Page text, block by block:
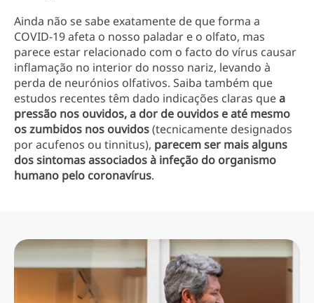
Ainda não se sabe exatamente de que forma a
COVID-19 afeta o nosso paladar e o olfato, mas
parece estar relacionado com o facto do vírus causar
inflamação no interior do nosso nariz, levando à
perda de neurónios olfativos. Saiba também que
estudos recentes têm dado indicações claras quea
pressão nos ouvidos, a dor de ouvidos e até mesmo
os zumbidos nos ouvidos(tecnicamente designados
por acufenos ou tinnitus), parecem ser mais alguns
dos sintomas associados à infeção do organismo
humano pelo coronavírus.